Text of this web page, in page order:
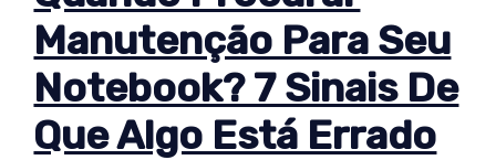
Manutenção Para Seu
Notebook? 7 Sinais De
Que Algo Está Errado